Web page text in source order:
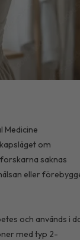
Medicine
om
saknas
eller
och används i
med typ 2-